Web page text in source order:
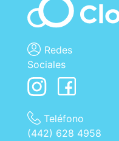
Redes
Sociales
Teléfono
(442) 628 4958